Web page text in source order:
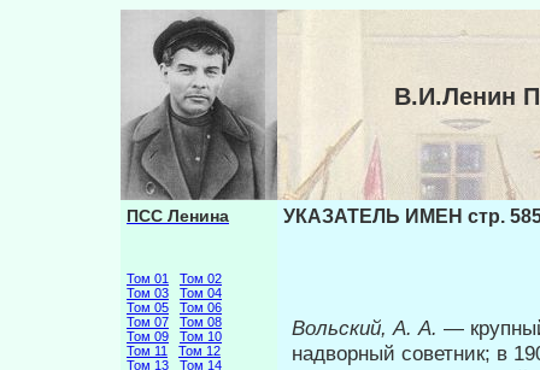
В.И.Ленин
ПСС Ленина
Том 01
Том 02
Том 03
Том 04
Том 05
Том 06
Том 07
Том 08
Том 09
Том 10
Том 11
Том 12
Том 13
Том 14
УКАЗАТЕЛЬ ИМЕН стр.
Вольский, А. А. —
надворный советник; в